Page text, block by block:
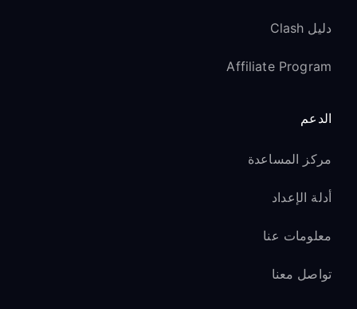
دليل Clash
Affiliate Program
الدعم
مركز المساعدة
أدلة الإعداد
معلومات عنا
تواصل معنا